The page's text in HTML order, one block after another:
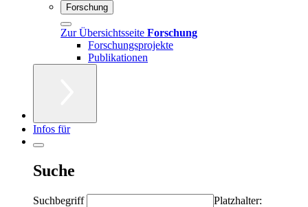
Forschung
Zur Übersichtsseite Forschung
Forschungsprojekte
Publikationen
Infos für
Suche
Suchbegriff
Platzhalter: